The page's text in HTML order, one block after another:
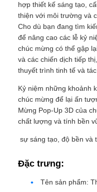
hợp thiết kế sáng tạo,
thiện với môi trường và
Cho dù bạn đang tìm
để nâng cao các lễ kỷ
chúc mừng có thể gập
và các chiến dịch tiếp
thuyết trình tinh tế và tác
Kỷ niệm những khoảnh
chúc mừng để lại ấn
Mừng Pop-Up 3D của
chất lượng và tính bền
sự sáng tạo, độ bền và
Đặc trưng:
Tên sản phẩm: